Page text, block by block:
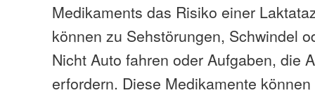
Medikaments das Risiko einer
können zu Sehstörungen, Schwindel
Nicht Auto fahren oder Aufgaben, die
erfordern. Diese Medikamente